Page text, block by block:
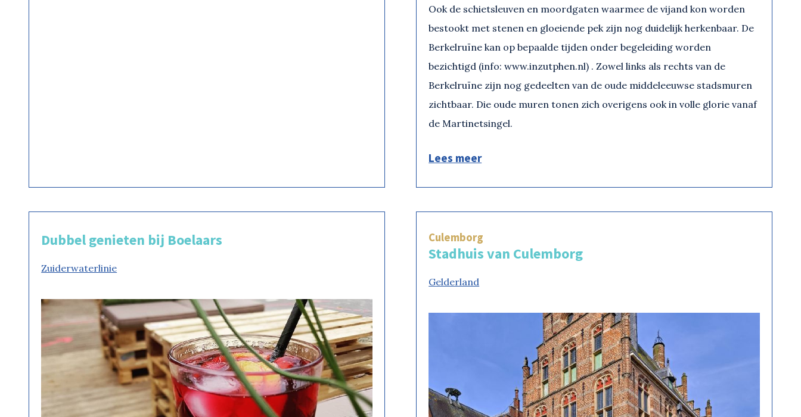
Ook de schietsleuven en moordgaten waarmee de vijand kon worden
bestookt met stenen en gloeiende pek zijn nog duidelijk herkenbaar. De
Berkelruïne kan op bepaalde tijden onder begeleiding worden
bezichtigd (info: www.inzutphen.nl) . Zowel links als rechts van de
Berkelruïne zijn nog gedeelten van de oude middeleeuwse stadsmuren
zichtbaar. Die oude muren tonen zich overigens ook in volle glorie vanaf
de Martinetsingel.
Lees meer
Dubbel genieten bij Boelaars
Zuiderwaterlinie
Culemborg
Stadhuis van Culemborg
Gelderland